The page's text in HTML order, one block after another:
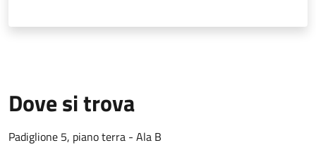
Dove si trova
Padiglione 5, piano terra - Ala B